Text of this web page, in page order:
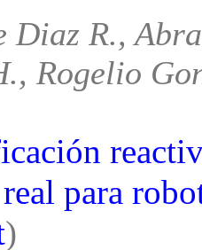
Diaz R.,
Rogelio
para
)